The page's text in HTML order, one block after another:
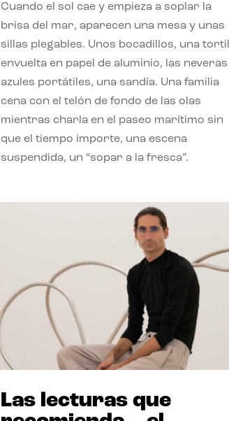
Cuando el sol cae y empieza a soplar la
brisa del mar, aparecen una mesa y unas
sillas plegables. Unos bocadillos, una
envuelta en papel de aluminio, las neveras
azules portátiles, una sandía. Una familia
cena con el telón de fondo de las olas
mientras charla en el paseo marítimo sin
que el tiempo importe, una escena
suspendida, un “sopar a la fresca”.
Las lecturas que